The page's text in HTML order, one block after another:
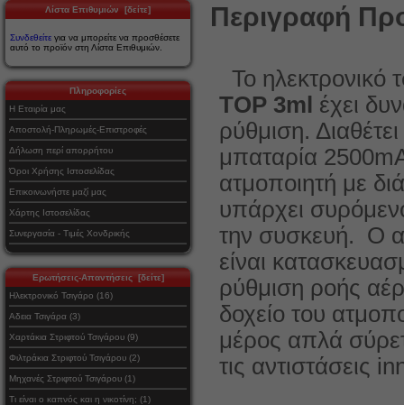
Λίστα Επιθυμιών [δείτε]
Συνδεθείτε για να μπορείτε να προσθέσετε
αυτό το προϊόν στη Λίστα Επιθυμιών.
Πληροφορίες
Η Εταιρία μας
Αποστολή-Πληρωμές-Επιστροφές
Δήλωση περί απορρήτου
Όροι Χρήσης Ιστοσελίδας
Επικοινωνήστε μαζί μας
Χάρτης Ιστοσελίδας
Συνεργασία - Τιμές Χονδρικής
Ερωτήσεις-Απαντήσεις [δείτε]
Ηλεκτρονικό Τσιγάρο (16)
Αδεια Τσιγάρα (3)
Χαρτάκια Στριφτού Τσιγάρου (9)
Φιλτράκια Στριφτού Τσιγάρου (2)
Μηχανές Στριφτού Τσιγάρου (1)
Τι είναι ο καπνός και η νικοτίνη; (1)
Περιγραφή
Το ηλεκτρονικό
TOP 3ml έχει
ρύθμιση.
μπαταρία
ατμοποιητή με
υπάρχει
την συσκευή. Ο
είναι
ρύθμιση ροής
δοχείο του
μέρος απλά
τις αντιστάσεις